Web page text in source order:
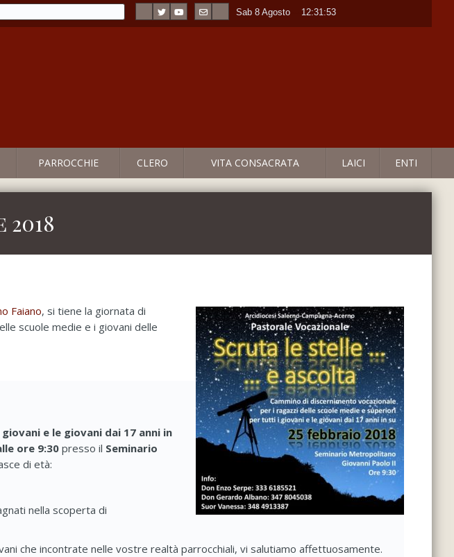
Sab 8 Agosto 12:31:53
PARROCCHIE CLERO VITA CONSACRATA LAICI ENTI
Faiano, si tiene la giornata di
scuole medie e i giovani delle
e le giovani dai 17 anni in
ore 9:30 presso il Seminario
di età:
nella scoperta di
che incontrate nelle vostre realtà parrocchiali, vi salutiamo affettuosamente.